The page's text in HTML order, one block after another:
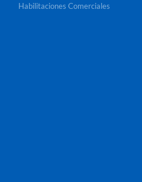
Habilitaciones Comerciales